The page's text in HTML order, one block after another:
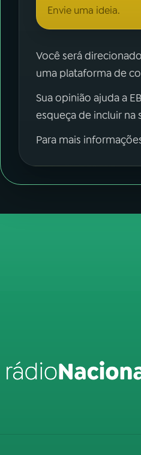
Envie uma ideia.
Você será
uma plataforma de
Sua opinião ajuda a
esqueça de incluir na
Para mais